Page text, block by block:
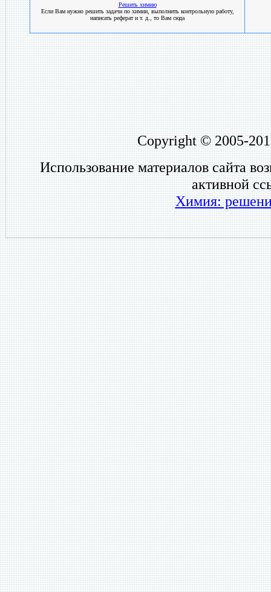
Решить химию
Если Вам нужно решить задачи по химии, выполнить контрольную работу,
написать реферат и т. д., то Вам сюда
Copyright © 2005-
Использование материалов сайта
активной
Химия: